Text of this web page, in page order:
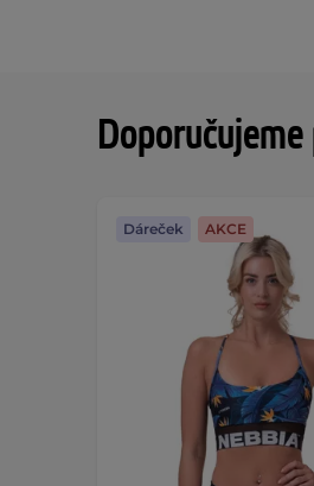
Dáreček AKCE